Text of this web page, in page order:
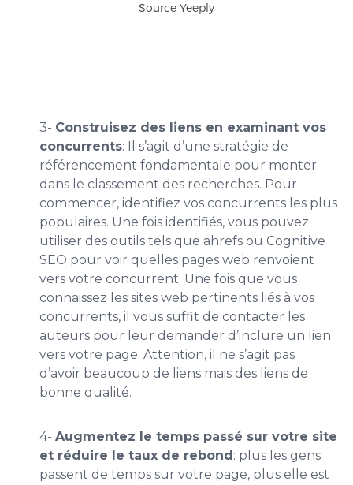
Source Yeeply
3- Construisez des liens en examinant vos
concurrents: Il s’agit d’une stratégie de
référencement fondamentale pour monter
dans le classement des recherches. Pour
commencer, identifiez vos concurrents les plus
populaires. Une fois identifiés, vous pouvez
utiliser des outils tels que ahrefs ou Cognitive
SEO pour voir quelles pages web renvoient
vers votre concurrent. Une fois que vous
connaissez les sites web pertinents liés à vos
concurrents, il vous suffit de contacter les
auteurs pour leur demander d’inclure un lien
vers votre page. Attention, il ne s’agit pas
d’avoir beaucoup de liens mais des liens de
bonne qualité.
4- Augmentez le temps passé sur votre site
et réduire le taux de rebond : plus les gens
passent de temps sur votre page, plus elle est